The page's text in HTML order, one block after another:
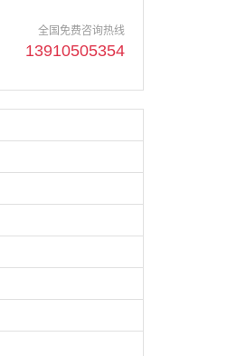
全国免费咨询热线
13910505354